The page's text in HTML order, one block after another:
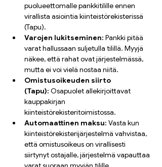
puolueettomalle pankkitilille ennen
virallista asiointia kiinteistörekisterissä
(Tapu).
Varojen lukitseminen: Pankki pitää
varat hallussaan suljetulla tilillä. Myyjä
näkee, että rahat ovat järjestelmässä,
mutta ei voi vielä nostaa niitä.
Omistusoikeuden siirto
(Tapu): Osapuolet allekirjoittavat
kauppakirjan
kiinteistörekisteritoimistossa.
Automaattinen maksu: Vasta kun
kiinteistörekisterijärjestelmä vahvistaa,
että omistusoikeus on virallisesti
siirtynyt ostajalle, järjestelmä vapauttaa